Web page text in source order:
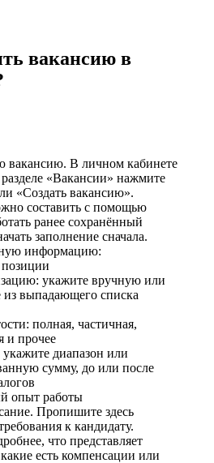
вакансию в
вакансию. В личном кабинете
разделе «Вакансии» нажмите
«Создать вакансию».
составить с помощью
ранее сохранённый
заполнение сначала.
информацию:
позиции
укажите вручную или
из выпадающего списка
полная, частичная,
и прочее
укажите диапазон или
сумму, до или после
опыт работы
Пропишите здесь
к кандидату.
что представляет
есть компенсации или